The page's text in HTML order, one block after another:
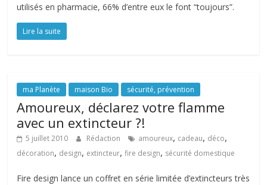
utilisés en pharmacie, 66% d’entre eux le font “toujours”.
Lire la suite
ma Planète maison Bio sécurité, prévention
Amoureux, déclarez votre flamme
avec un extincteur ?!
5 juillet 2010 Rédaction amoureux, cadeau, déco,
décoration, design, extincteur,fire design, sécurité domestique
Fire design lance un coffret en série limitée d’extincteurs très